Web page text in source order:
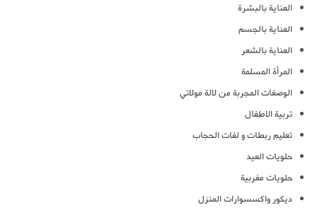
العناية بالبشرة
العناية بالجسم
العناية بالشعر
المرأة المسلمة
الوصفات المجربة من لالة مولاتي
تربية الاطفال
تعليم ربطات و لفات الحجاب
حلويات العيد
حلويات مغربية
ديكور واكسسوارات المنزل